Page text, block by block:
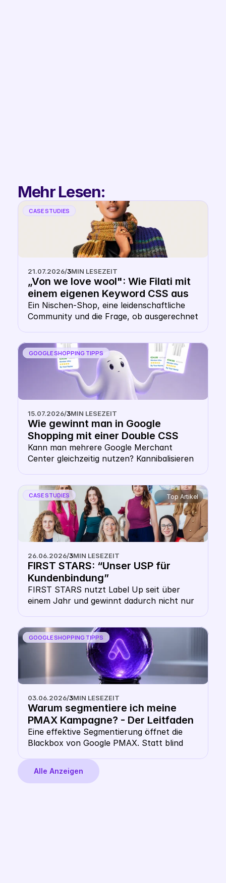
Mehr Lesen:
CASE STUDIES
21.07.2026/3MIN LESEZEIT
„Von we love wool": Wie Filati mit
einem eigenen Keyword CSS aus
dem Shopping- Karussell
heraussticht
Ein Nischen-Shop, eine leidenschaftliche
Community und die Frage, ob ausgerechnet
GOOGLE SHOPPING TIPPS
15.07.2026/3MIN LESEZEIT
Wie gewinnt man in Google
Shopping mit einer Double CSS
Strategy?
Kann man mehrere Google Merchant
Center gleichzeitig nutzen? Kannibalisieren
mehreren CSS? Diese Sorge hält viele E-
Commerce-Entscheider von Multi-CSS-
Setups ab. Doch die Angst, sich selbst zu
überbieten, ist unbegründet. Dieser Artikel
klärt auf, wie die Google Shopping Auktion
Website-Domain dich schützt und wie du
die Double-CSS-Strategy als Hebel für
mehr Reichweite nutzt.
CASE STUDIES Top Artikel
26.06.2026/3MIN LESEZEIT
FIRST STARS: “Unser USP für
Kundenbindung”
FIRST STARS nutzt Label Up seit über
einem Jahr und gewinnt dadurch nicht nur
Kundenbindung
GOOGLE SHOPPING TIPPS
03.06.2026/3MIN LESEZEIT
Warum segmentiere ich meine
PMAX Kampagne? - Der Leitfaden
für multidimensionale Google
PMAX Segmentierung in 2026
Eine effektive Segmentierung öffnet die
Blackbox von Google PMAX. Statt blind
steuerst du deine Kampagnen über
multidimensionale Daten. Dieser Leitfaden
Alle Anzeigen